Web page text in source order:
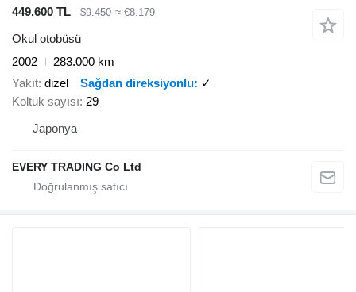
449.600 TL
$9.450 ≈ €8.179
Okul otobüsü
2002
283.000 km
Yakıt dizel Sağdan direksiyonlu
✓
Koltuk sayısı 29
Japonya
EVERY TRADING Co Ltd